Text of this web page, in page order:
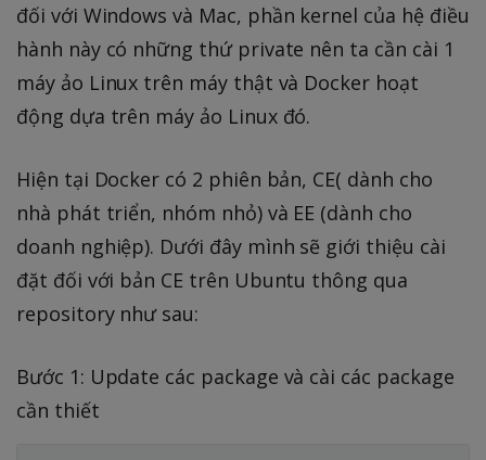
đối với Windows và Mac, phần kernel của hệ điều
hành này có những thứ private nên ta cần cài 1
máy ảo Linux trên máy thật và Docker hoạt
động dựa trên máy ảo Linux đó.
Hiện tại Docker có 2 phiên bản, CE( dành cho
nhà phát triển, nhóm nhỏ) và EE (dành cho
doanh nghiệp). Dưới đây mình sẽ giới thiệu cài
đặt đối với bản CE trên Ubuntu thông qua
repository như sau:
Bước 1: Update các package và cài các package
cần thiết